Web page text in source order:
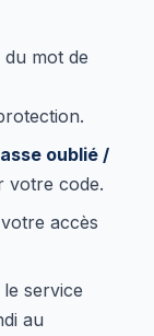
mot de
oublié /
votre code.
accès
service
au